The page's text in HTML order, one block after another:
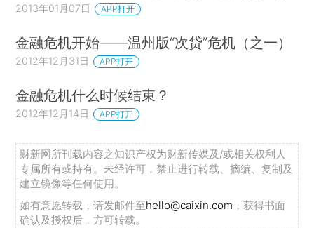
2013年01月07日 APP打开
金融危机开始——温州版“次贷”危机（之一）
2012年12月31日 APP打开
金融危机什么时候结束？
2012年12月14日 APP打开
财新网所刊载内容之知识产权为财新传媒及/或相关权利人
专属所有或持有。未经许可，禁止进行转载、摘编、复制及
建立镜像等任何使用。
如有意愿转载，请发邮件至hello@caixin.com ，获得书面
确认及授权后，方可转载。